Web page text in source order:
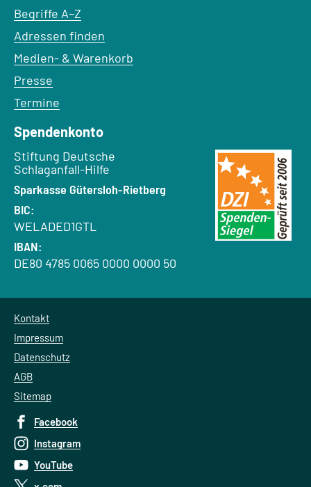
Begriffe A–Z
Adressen finden
Medien- & Warenkorb
Presse
Termine
Spendenkonto
Empfänger:
Stiftung Deutsche
Schlaganfall-Hilfe
Bank:
Sparkasse Gütersloh-Rietberg
BIC:
WELADED1GTL
IBAN:
DE80 4785 0065 0000 0000 50
Kontakt
Impressum
Datenschutz
AGB
Sitemap
Facebook
Instagram
YouTube